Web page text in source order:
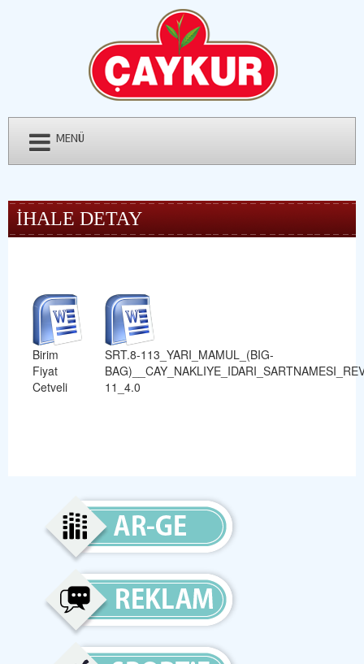
MENÜ
İHALE DETAY
Birim
Fiyat
Cetveli
SRT.8-113_YARI_MAMUL_(BIG-
11_4.0